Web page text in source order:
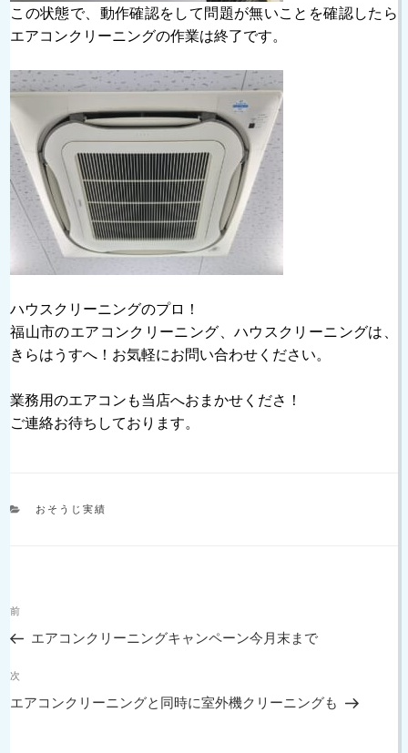
この状態で、動作確認をして問題が無いことを確認したら
エアコンクリーニングの作業は終了です。
ハウスクリーニングのプロ！
福山市のエアコンクリーニング、ハウスクリーニングは、
きらはうすへ！お気軽にお問い合わせください。
業務用のエアコンも当店へおまかせくださ！
ご連絡お待ちしております。
カ
おそうじ実績
稿
ナ
ゲ
ー
過
去
投
前
エアコンクリーニングキャンペーン今月末まで
次
の
次
エアコンクリーニングと同時に室外機クリーニングも